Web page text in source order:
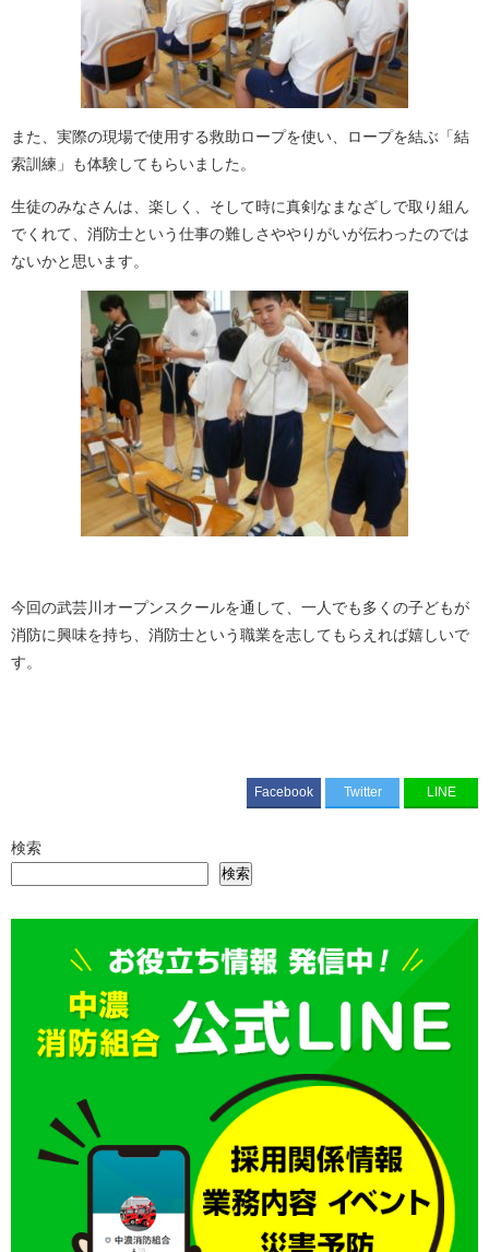
また、実際の現場で使用する救助ロープを使い、ロープを結ぶ「結
索訓練」も体験してもらいました。
生徒のみなさんは、楽しく、そして時に真剣なまなざしで取り組ん
でくれて、消防士という仕事の難しさややりがいが伝わったのでは
ないかと思います。
今回の武芸川オープンスクールを通して、一人でも多くの子どもが
消防に興味を持ち、消防士という職業を志してもらえれば嬉しいで
す。
Facebook Twitter LINE
検索
検索